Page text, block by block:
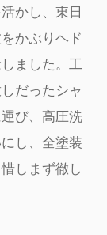
かし、東日
かぶりヘド
ました。工
だったシャ
び、高圧洗
し、全塗装
しまず徹し